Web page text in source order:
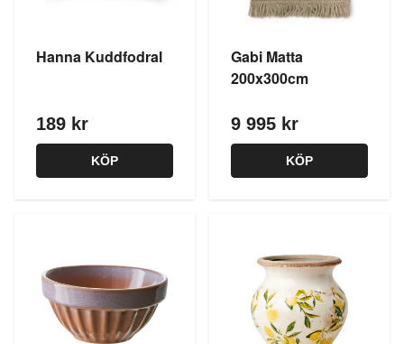
Hanna Kuddfodral
189 kr
KÖP
Gabi Matta
200x300cm
9 995 kr
KÖP